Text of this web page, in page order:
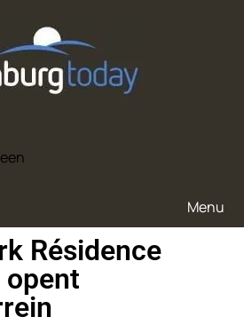
Menu
Résidence